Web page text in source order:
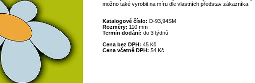
možno také vyrobit na míru dle vlastních představ zákazníka.
Katalogové číslo: D-93,94SM
Rozměry: 110 mm
Termín dodání: do 3 týdnů
Cena bez DPH: 45 Kč
Cena včetně DPH: 54 Kč